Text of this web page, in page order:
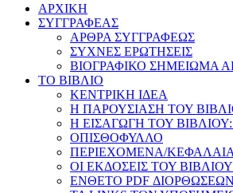
AΡΧΙΚΗ
ΣΥΓΓΡΑΦΕΑΣ
ΑΡΘΡΑ ΣΥΓΓΡΑΦΕΩΣ
ΣΥΧΝΕΣ ΕΡΩΤΗΣΕΙΣ
ΒΙΟΓΡΑΦΙΚΟ ΣΗΜΕΙΩΜΑ
ΤΟ ΒΙΒΛΙΟ
ΚΕΝΤΡΙΚΗ ΙΔΕΑ
Η ΠΑΡΟΥΣΙΑΣΗ ΤΟΥ
Η ΕΙΣΑΓΩΓΗ ΤΟΥ
ΟΠΙΣΘΟΦΥΛΛΟ
ΠΕΡΙΕΧΟΜΕΝΑ/
ΟΙ ΕΚΔΟΣΕΙΣ ΤΟΥ
ΕΝΘΕΤΟ PDF